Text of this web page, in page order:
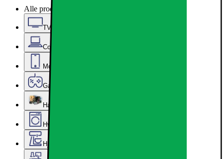
Alle produkter
TV, Lyd & Smart Home
Computer & Kontor
Mobil, Tablet & Smartwatch
Gaming
Hardware
Hvidevarer
Hjem, Rengøring & Køkkenudstyr